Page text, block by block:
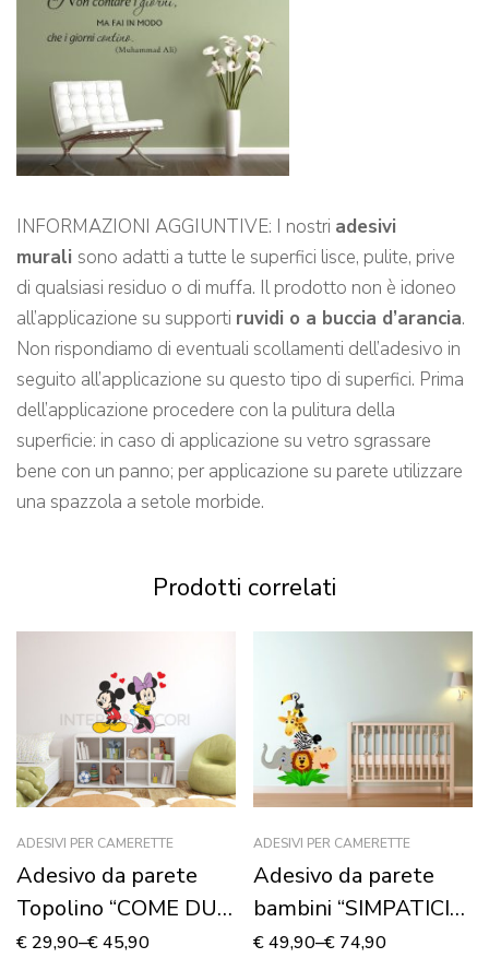
INFORMAZIONI AGGIUNTIVE: I nostri adesivi
murali sono adatti a tutte le superfici lisce, pulite, prive
di qualsiasi residuo o di muffa. Il prodotto non è idoneo
all’applicazione su supporti ruvidi o a buccia d’arancia.
Non rispondiamo di eventuali scollamenti dell’adesivo in
seguito all’applicazione su questo tipo di superfici. Prima
dell’applicazione procedere con la pulitura della
superficie: in caso di applicazione su vetro sgrassare
bene con un panno; per applicazione su parete utilizzare
una spazzola a setole morbide.
Prodotti correlati
ADESIVI PER CAMERETTE
Adesivo da parete
Topolino “COME DUE
INNAMORATI” –
€ 29,90–€45,90
ADESIVI PER CAMERETTE
Adesivo da parete
bambini “SIMPATICI
ANIMALI” – Adesivo
€49,90–€ 74,90